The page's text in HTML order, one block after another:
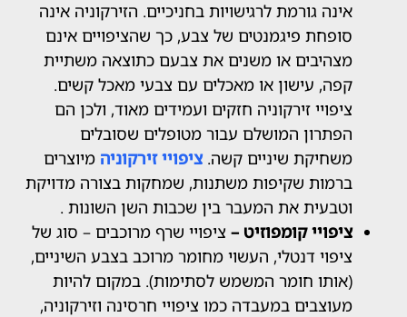
גורמת לרגישויות בחניכיים. הזירקוניה אינה
פיגמנטים של צבע, כך שהציפויים אינם
או משנים את צבעם כתוצאה משתיית
עישון או מאכלים עם צבעי מאכל קשים.
זירקוניה חזקים ועמידים מאוד, ולכן הם
המושלם עבור מטופלים שסובלים
שיניים קשה.ציפויי זירקוניהמיוצרים
שקיפות משתנות, שמחקות בצורה מדויקת
את המעבר בין שכבות השן השונות .
קומפוזיט –ציפויי שרף מרוכבים – סוג של
דנטלי, העשוי מחומר מרוכב בצבע השיניים,
חומר המשמש לסתימות). במקום להיות
במעבדה כמו ציפויי חרסינה וזירקוניה,